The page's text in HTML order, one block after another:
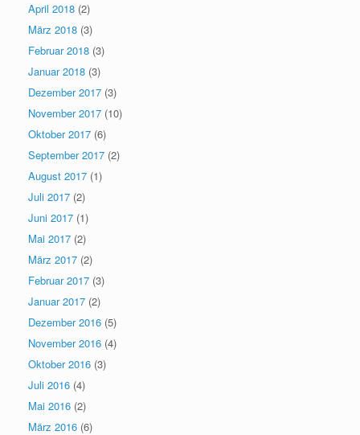
April 2018 (2)
März 2018 (3)
Februar 2018 (3)
Januar 2018 (3)
Dezember 2017 (3)
November 2017 (10)
Oktober 2017 (6)
September 2017 (2)
August 2017 (1)
Juli 2017 (2)
Juni 2017 (1)
Mai 2017 (2)
März 2017 (2)
Februar 2017 (3)
Januar 2017 (2)
Dezember 2016 (5)
November 2016 (4)
Oktober 2016 (3)
Juli 2016 (4)
Mai 2016 (2)
März 2016 (6)